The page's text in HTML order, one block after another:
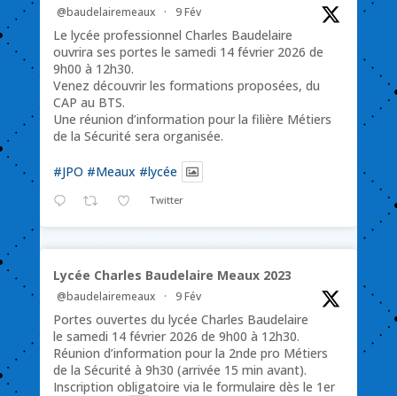
@baudelairemeaux · 9 Fév
Le lycée professionnel Charles Baudelaire
ouvrira ses portes le samedi 14 février 2026 de
9h00 à 12h30.
Venez découvrir les formations proposées, du
CAP au BTS.
Une réunion d’information pour la filière Métiers
de la Sécurité sera organisée.
#JPO #Meaux #lycée
Twitter
Lycée Charles Baudelaire Meaux 2023
@baudelairemeaux · 9 Fév
Portes ouvertes du lycée Charles Baudelaire
le samedi 14 février 2026 de 9h00 à 12h30.
Réunion d’information pour la 2nde pro Métiers
de la Sécurité à 9h30 (arrivée 15 min avant).
Inscription obligatoire via le formulaire dès le 1er